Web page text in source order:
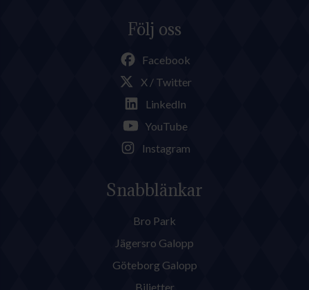
Följ oss
Facebook
X / Twitter
LinkedIn
YouTube
Instagram
Snabblänkar
Bro Park
Jägersro Galopp
Göteborg Galopp
Biljetter